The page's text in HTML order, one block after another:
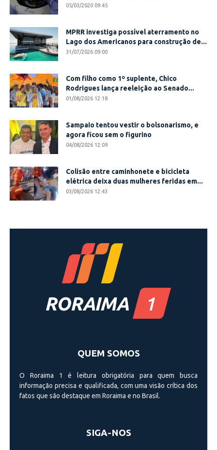
05/03/2020 09:45
MPRR investiga possível aterramento no
Lago dos Americanos para construção de...
31/07/2026 09:00
Com filho como 1º suplente, Chico
Rodrigues lança reeleição ao Senado...
01/08/2026 12:18
Sampaio tentou vestir o bolsonarismo, e
agora ficou sem o figurino
04/08/2026 12:09
Colisão entre caminhonete e bicicleta
elétrica deixa duas mulheres feridas em...
03/08/2026 12:43
QUEM SOMOS
O Roraima 1 é leitura obrigatória para quem busca
informação precisa e qualificada, com uma visão crí­tica dos
fatos que são destaque em Roraima e no Brasil.
SIGA-NOS